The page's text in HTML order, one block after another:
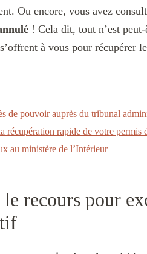
Ou encore, vous avez
! Cela dit, tout n’est
à vous pour récupérer
de pouvoir auprès du tribunal
récupération rapide de votre permis
au ministère de l’Intérieur
recours pour